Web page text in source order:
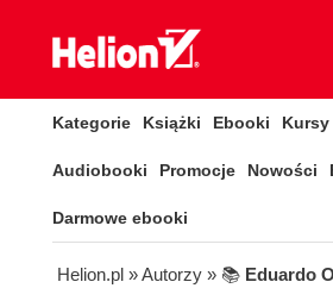
Kategorie Książki Ebooki
Audiobooki Promocje Nowości
Darmowe ebooki
Helion.pl » Autorzy » 📚 Eduardo